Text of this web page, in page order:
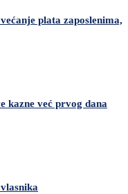
plata zaposlenima,
kazne već prvog dana